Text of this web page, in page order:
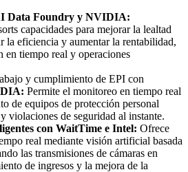
Data Foundry y NVIDIA:
capacidades para mejorar la lealtad
la eficiencia y aumentar la rentabilidad,
en tiempo real y operaciones
y cumplimiento de EPI con
Permite el monitoreo en tiempo real
de equipos de protección personal
violaciones de seguridad al instante.
con WaitTime e Intel: Ofrece
real mediante visión artificial basada
las transmisiones de cámaras en
de ingresos y la mejora de la